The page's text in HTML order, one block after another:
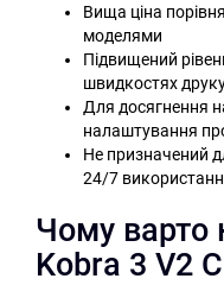
Вища ціна
моделями
Підвищений
швидкостях
Для досягнення
налаштування
Не призначений
24/7
Чому варто
Kobra 3 V2